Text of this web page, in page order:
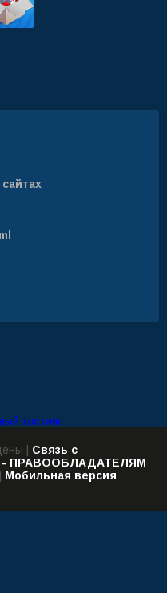
| Связь с
- ПРАВООБЛАДАТЕЛЯМ
Мобильная версия